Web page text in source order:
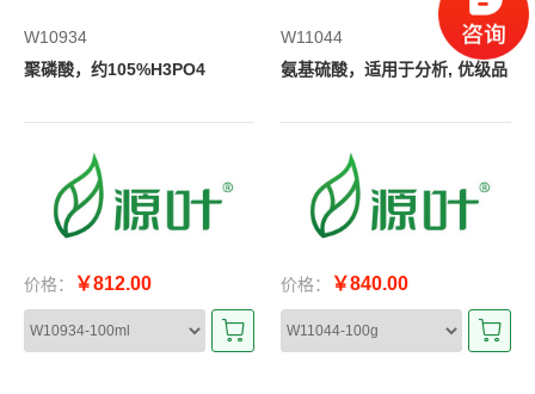
W10934
聚磷酸，约105%H3PO4
价格： ￥812.00
W11044
氨基硫酸，适用于分析, 优级品
价格： ￥840.00